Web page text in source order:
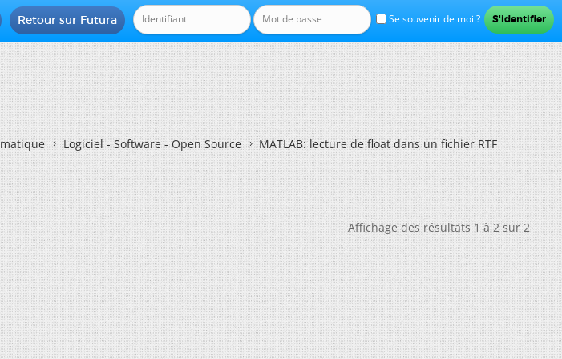
Se souvenir de moi ?
Retour sur Futura
Logiciel - Software - Open Source MATLAB: lecture de float dans un fichier RTF
Affichage des résultats 1 à 2 sur 2